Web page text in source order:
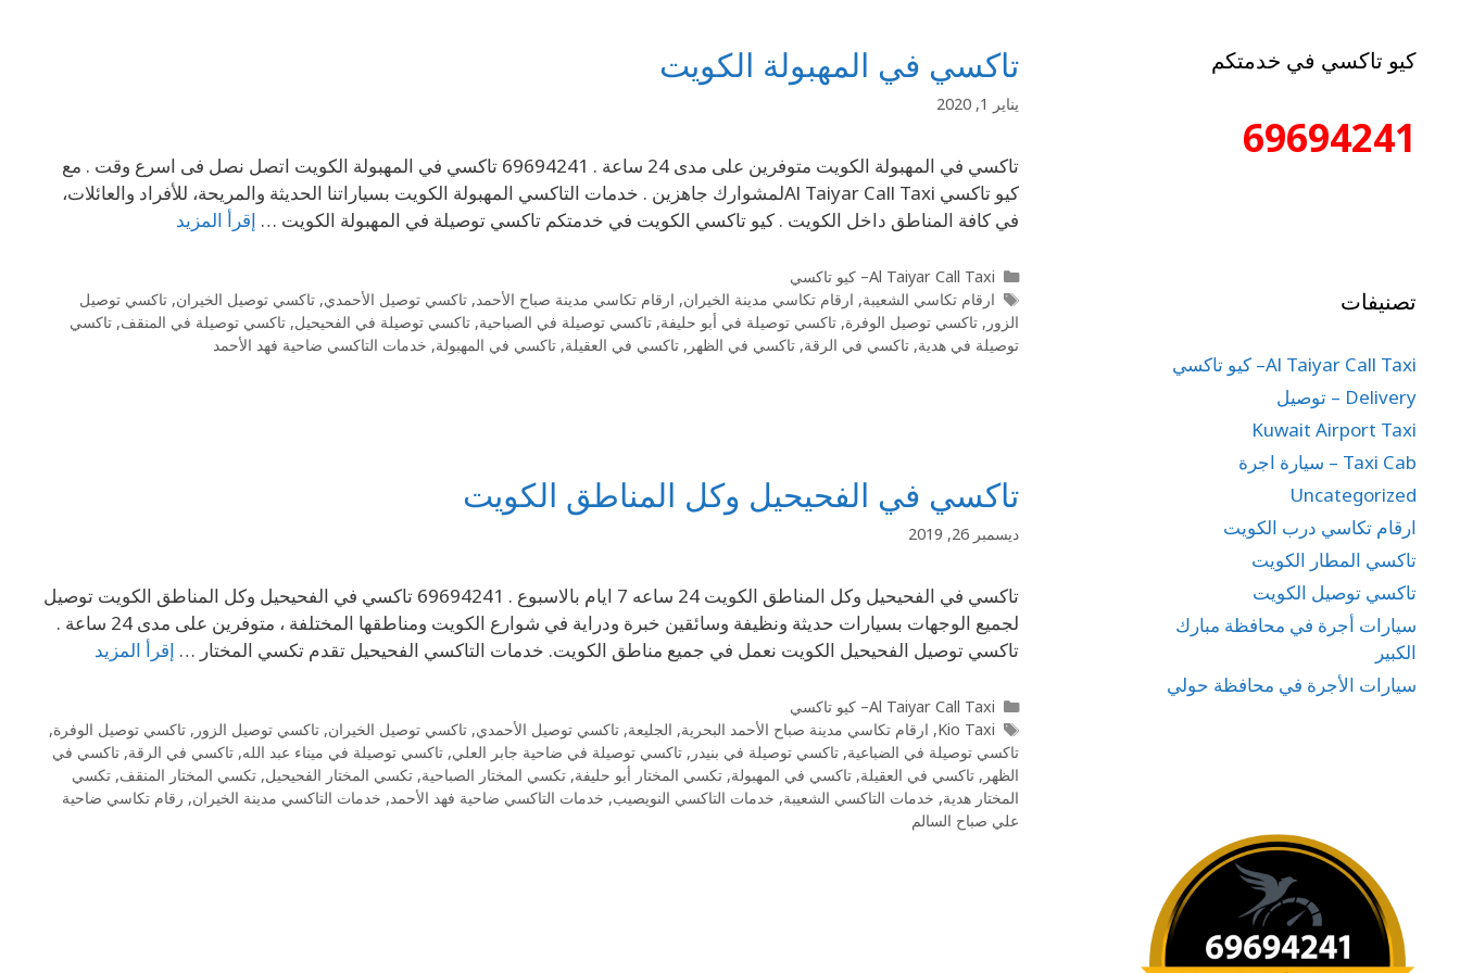
تاكسي في المهبولة الكويت
يناير 1, 2020
تاكسي في المهبولة الكويت متوفرين على مدى 24 ساعة . 69694241 تاكسي في المهبولة الكويت اتصل نصل فى اسرع وقت . مع
كيو تاكسي Al Taiyar Call Taxiلمشوارك جاهزين . خدمات التاكسي المهبولة الكويت بسياراتنا الحديثة والمريحة، للأفراد والعائلات،
في كافة المناطق داخل الكويت . كيو تاكسي الكويت في خدمتكم تاكسي توصيلة في المهبولة الكويت … إقرأ المزيد
Al Taiyar Call Taxi– كيو تاكسي
ارقام تكاسي الشعيبة, ارقام تكاسي مدينة الخيران, ارقام تكاسي مدينة صباح الأحمد, تاكسي توصيل الأحمدي, تاكسي توصيل الخيران, تاكسي توصيل
الزور , تاكسي توصيل الوفرة, تاكسي توصيلة في أبو حليفة, تاكسي توصيلة في الصباحية, تاكسي توصيلة في الفحيحيل, تاكسي توصيلة في المنقف, تاكسي
توصيلة في هدية, تاكسي في الرقة, تاكسي في الظهر , تاكسي في العقيلة, تاكسي في المهبولة, خدمات التاكسي ضاحية فهد الأحمد
تاكسي في الفحيحيل وكل المناطق الكويت
ديسمبر 26, 2019
تاكسي في الفحيحيل وكل المناطق الكويت 24 ساعه 7 ايام بالاسبوع . 69694241 تاكسي في الفحيحيل وكل المناطق الكويت توصيل
لجميع الوجهات بسيارات حديثة ونظيفة وسائقين خبرة ودراية في شوارع الكويت ومناطقها المختلفة ، متوفرين على مدى 24 ساعة .
تاكسي توصيل الفحيحيل الكويت نعمل في جميع مناطق الكويت. خدمات التاكسي الفحيحيل تقدم تكسي المختار … إقرأ المزيد
Al Taiyar Call Taxi– كيو تاكسي
Kio Taxi
, ارقام تكاسي مدينة صباح الأحمد البحرية, الجليعة, تاكسي توصيل الأحمدي, تاكسي توصيل الخيران, تاكسي توصيل الزور , تاكسي توصيل الوفرة,
تاكسي توصيلة في الضباعية, تاكسي توصيلة في بنيدر , تاكسي توصيلة في ضاحية جابر العلي, تاكسي توصيلة في ميناء عبد الله, تاكسي في الرقة, تاكسي في
الظهر , تاكسي في العقيلة, تاكسي في المهبولة, تكسي المختار أبو حليفة, تكسي المختار الصباحية, تكسي المختار الفحيحيل, تكسي المختار المنقف, تكسي
المختار هدية, خدمات التاكسي الشعيبة, خدمات التاكسي النويصيب, خدمات التاكسي ضاحية فهد الأحمد, خدمات التاكسي مدينة الخيران, رقام تكاسي ضاحية
علي صباح السالم
كيو تاكسي في خدمتكم
69694241
تصنيفات
Al Taiyar Call Taxi– كيو تاكسي
Delivery – توصيل
Kuwait Airport Taxi
Taxi Cab – سيارة اجرة
Uncategorized
ارقام تكاسي درب الكويت
تاكسي المطار الكويت
تاكسي توصيل الكويت
سيارات أجرة في محافظة مبارك
الكبير
سيارات الأجرة في محافظة حولي